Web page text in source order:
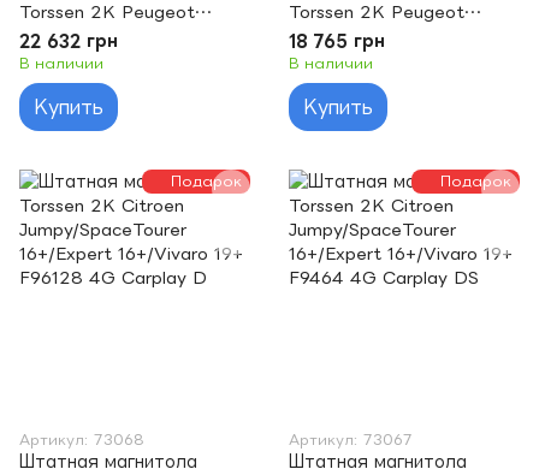
Torssen 2K Peugeot
301/Citroen Elysee F96128
4G Carplay DSP
22 632 грн
В наличии
Купить
Torssen 2K Peugeot
301/Citroen Elysee F9464
4G Carplay DSP
18 765 грн
В наличии
Купить
Подарок
Артикул: 73068
Штатная магнитола
Подарок
Артикул: 73067
Штатная магнитола